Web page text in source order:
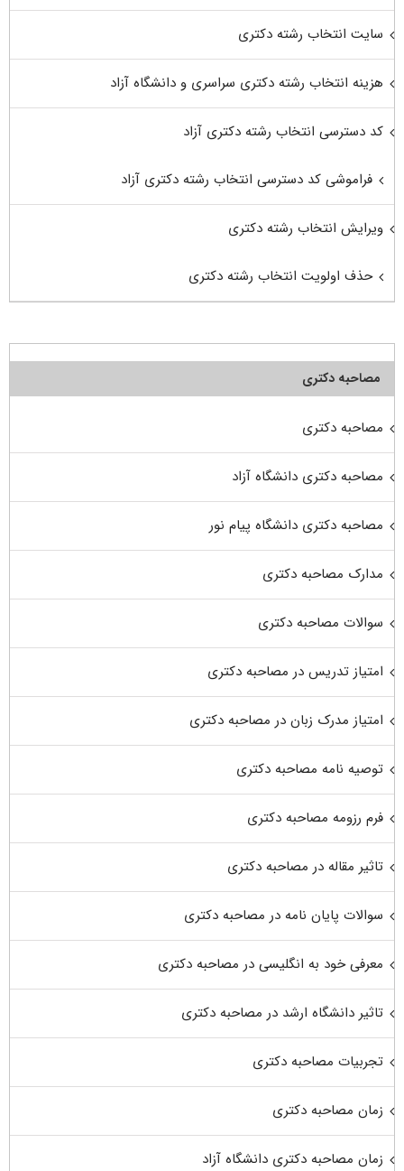
سایت انتخاب رشته دکتری
هزینه انتخاب رشته دکتری سراسری و دانشگاه آزاد
کد دسترسی انتخاب رشته دکتری آزاد
فراموشی کد دسترسی انتخاب رشته دکتری آزاد
ویرایش انتخاب رشته دکتری
حذف اولویت انتخاب رشته دکتری
مصاحبه دکتری
مصاحبه دکتری
مصاحبه دکتری دانشگاه آزاد
مصاحبه دکتری دانشگاه پیام نور
مدارک مصاحبه دکتری
سوالات مصاحبه دکتری
امتیاز تدریس در مصاحبه دکتری
امتیاز مدرک زبان در مصاحبه دکتری
توصیه نامه مصاحبه دکتری
فرم رزومه مصاحبه دکتری
تاثیر مقاله در مصاحبه دکتری
سوالات پایان نامه در مصاحبه دکتری
معرفی خود به انگلیسی در مصاحبه دکتری
تاثیر دانشگاه ارشد در مصاحبه دکتری
تجربیات مصاحبه دکتری
زمان مصاحبه دکتری
زمان مصاحبه دکتری دانشگاه آزاد